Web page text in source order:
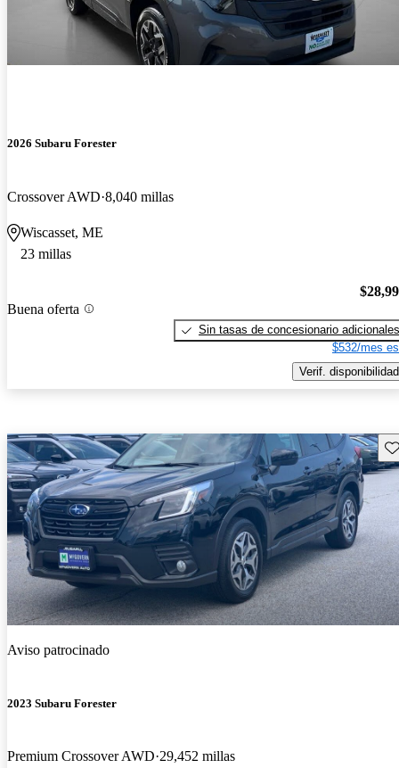
2026 Subaru Forester
Crossover AWD 8,040 millas
Wiscasset, ME
23 millas
Buena oferta
Sin tasas de concesionario adicionales
$532/mes
Verif. disponibilidad
Aviso patrocinado
2023 Subaru Forester
Premium Crossover AWD 29,452 millas